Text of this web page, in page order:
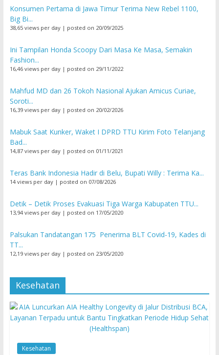
Konsumen Pertama di Jawa Timur Terima New Rebel 1100,
Big Bi...
38,65 views per day| posted on 20/09/2025
Ini Tampilan Honda Scoopy Dari Masa Ke Masa, Semakin
Fashion...
16,46 views per day| posted on 29/11/2022
Mahfud MD dan 26 Tokoh Nasional Ajukan Amicus Curiae,
Soroti...
16,39 views per day| posted on 20/02/2026
Mabuk Saat Kunker, Waket I DPRD TTU Kirim Foto Telanjang
Bad...
14,87 views per day| posted on 01/11/2021
Teras Bank Indonesia Hadir di Belu, Bupati Willy : Terima Ka...
14 views per day| posted on 07/08/2026
Detik – Detik Proses Evakuasi Tiga Warga Kabupaten TTU...
13,94 views per day| posted on 17/05/2020
Palsukan Tandatangan 175 Penerima BLT Covid-19, Kades di
TT...
12,19 views per day| posted on 23/05/2020
Kesehatan
Kesehatan